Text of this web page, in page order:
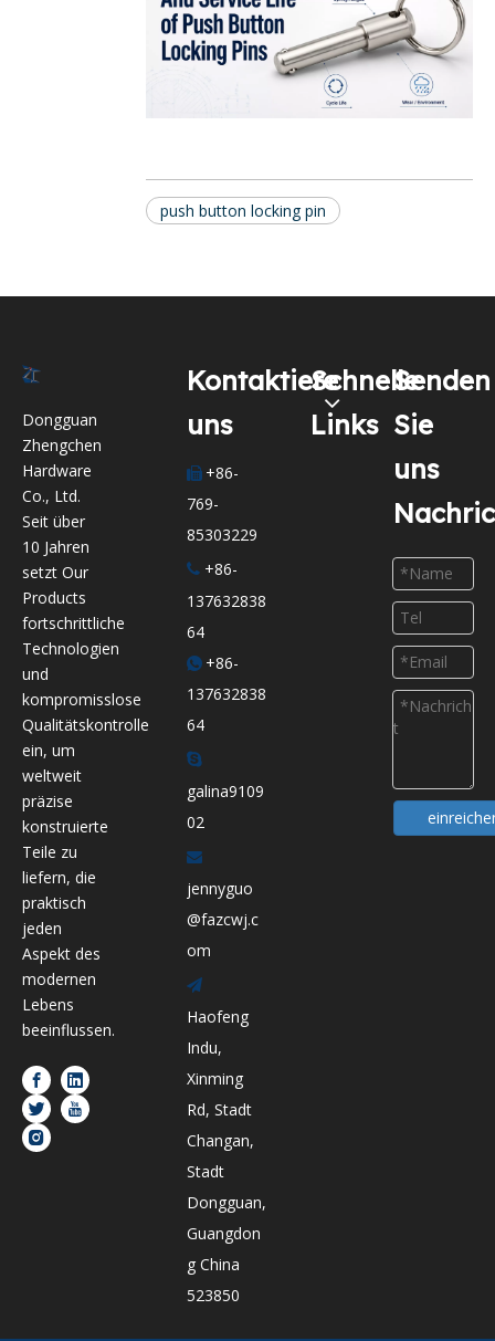
push button locking pin
Dongguan
Zhengchen
Hardware
Co., Ltd.
Seit über
10 Jahren
setzt Our
Products
fortschrittliche
Technologien
und
kompromisslose
Qualitätskontrolle
ein, um
weltweit
präzise
konstruierte
Teile zu
liefern, die
praktisch
jeden
Aspekt des
modernen
Lebens
beeinflussen.
Kontaktiere
uns
 +86-
769-
85303229
 +86-
137632838
64
 +86-
137632838
64

galina9109
02

jennyguo
@fazcwj.c
om

Haofeng
Indu,
Xinming
Rd, Stadt
Changan,
Stadt
Dongguan,
Guangdon
g China
523850
Schnelle
Links
Senden
Sie
uns